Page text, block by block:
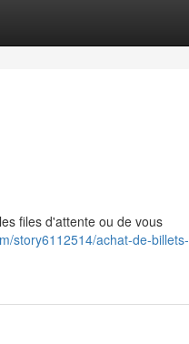
files d'attente ou de vous
story6112514/achat-de-billets-